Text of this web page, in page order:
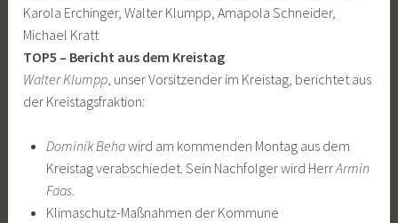
Karola Erchinger, Walter Klumpp, Amapola Schneider,
Michael Kratt
TOP5 – Bericht aus dem Kreistag
Walter Klumpp , unser Vorsitzender im Kreistag, berichtet aus
der Kreistagsfraktion:
Dominik Behawird am kommenden Montag aus dem
Kreistag verabschiedet. Sein Nachfolger wird HerrArmin
Faas.
Klimaschutz-Maßnahmen der Kommune